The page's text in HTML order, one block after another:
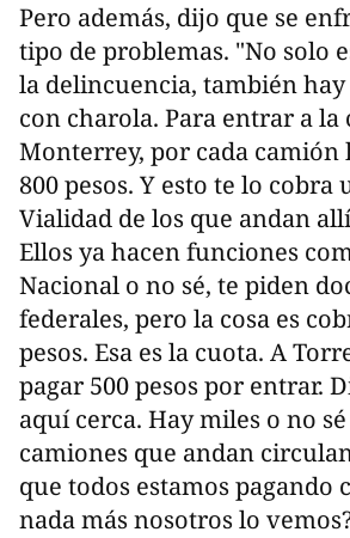
Pero además, dijo que se
tipo de problemas. "No solo
la delincuencia, también
con charola. Para entrar a la
Monterrey, por cada camión
800 pesos. Y esto te lo cobra
Vialidad de los que andan
Ellos ya hacen funciones
Nacional o no sé, te piden
federales, pero la cosa es
pesos. Esa es la cuota. A
pagar 500 pesos por entrar.
aquí cerca. Hay miles o no
camiones que andan
que todos estamos pagando
nada más nosotros lo